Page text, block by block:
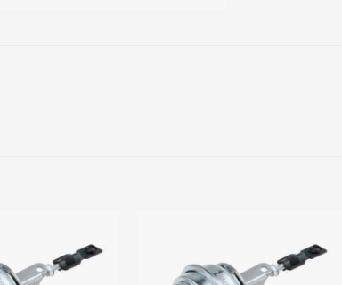
Add to
wishlist
Add to
wishlist